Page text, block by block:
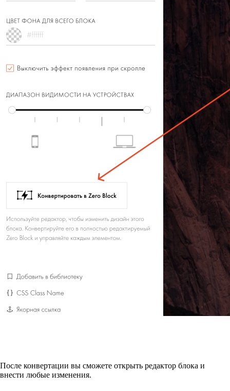
После конвертации вы сможете открыть редактор блока и
внести любые изменения.